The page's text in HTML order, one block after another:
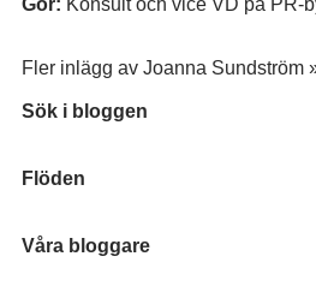
Gör: Konsult och vice VD på PR-
Fler inlägg av Joanna Sundström
Sök i bloggen
Flöden
Våra bloggare